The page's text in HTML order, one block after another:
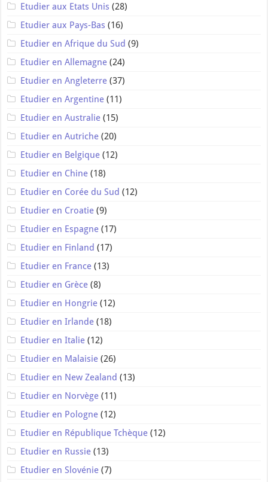
Etudier aux Etats Unis (28)
Etudier aux Pays-Bas (16)
Etudier en Afrique du Sud (9)
Etudier en Allemagne (24)
Etudier en Angleterre (37)
Etudier en Argentine (11)
Etudier en Australie (15)
Etudier en Autriche (20)
Etudier en Belgique (12)
Etudier en Chine (18)
Etudier en Corée du Sud (12)
Etudier en Croatie (9)
Etudier en Espagne (17)
Etudier en Finland (17)
Etudier en France (13)
Etudier en Grèce (8)
Etudier en Hongrie (12)
Etudier en Irlande (18)
Etudier en Italie (12)
Etudier en Malaisie (26)
Etudier en New Zealand (13)
Etudier en Norvège (11)
Etudier en Pologne (12)
Etudier en République Tchèque (12)
Etudier en Russie (13)
Etudier en Slovénie (7)